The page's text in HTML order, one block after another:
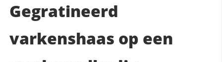
Gegratineerd
varkenshaas op een